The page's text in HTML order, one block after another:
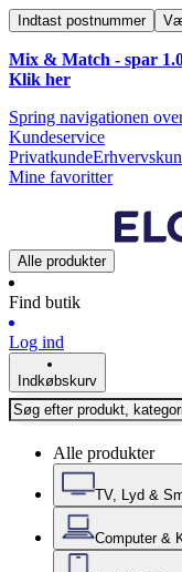
Indtast postnummer
Mix & Match - spar
Klik her
Spring navigationen
Kundeservice
Privatkunde
Mine favoritter
Alle produkter
Find butik
Log ind
Indkøbskurv
Alle produkter
TV, Lyd &
Computer &